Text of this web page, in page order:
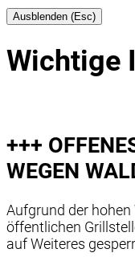
Ausblenden (Esc)
Wichtige
+++
WEGEN
Aufgrund der
öffentlichen
auf Weiteres